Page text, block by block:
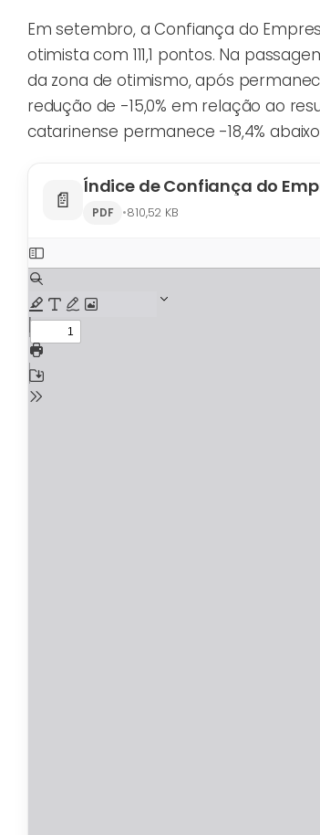
Em setembro, a Confiança do
otimista com 111,1 pontos. Na
da zona de otimismo, após
redução de -15,0% em relação ao
catarinense permanece -18,4%
📄
Índice de Confiança do
PDF •810,52 KB